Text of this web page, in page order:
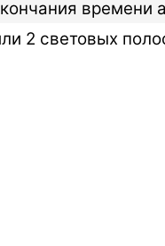
времени
2 световых